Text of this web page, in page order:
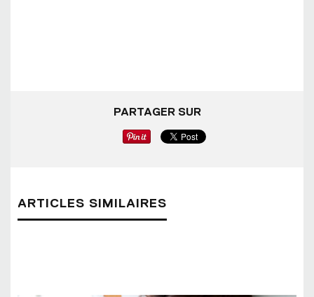
PARTAGER SUR
ARTICLES SIMILAIRES